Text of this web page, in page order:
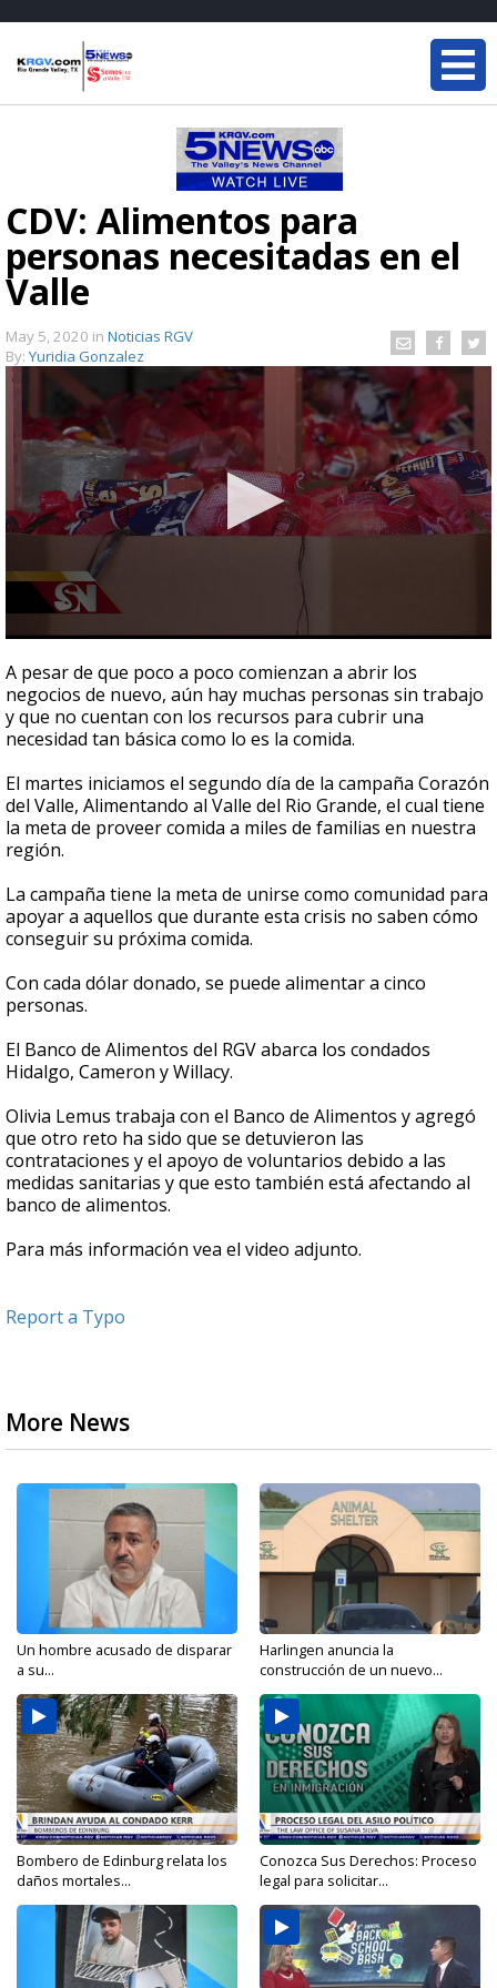
CDV: Alimentos para
personas necesitadas en el
Valle
May 5, 2020 in Noticias RGV
By: Yuridia Gonzalez
seconds
of
2
minutes,
59
A pesar de que poco a poco comienzan a abrir los
negocios de nuevo, aún hay muchas personas sin trabajo
y que no cuentan con los recursos para cubrir una
necesidad tan básica como lo es la comida.
El martes iniciamos el segundo día de la campaña Corazón
del Valle, Alimentando al Valle del Rio Grande, el cual tiene
la meta de proveer comida a miles de familias en nuestra
región.
La campaña tiene la meta de unirse como comunidad para
apoyar a aquellos que durante esta crisis no saben cómo
conseguir su próxima comida.
Con cada dólar donado, se puede alimentar a cinco
personas.
El Banco de Alimentos del RGV abarca los condados
Hidalgo, Cameron y Willacy.
Olivia Lemus trabaja con el Banco de Alimentos y agregó
que otro reto ha sido que se detuvieron las
contrataciones y el apoyo de voluntarios debido a las
medidas sanitarias y que esto también está afectando al
banco de alimentos.
Para más información vea el video adjunto.
Report a Typo
More News
Un hombre acusado de disparar
a su...
Harlingen anuncia la
construcción de un nuevo...
Bombero de Edinburg relata los
daños mortales...
Conozca Sus Derechos: Proceso
legal para solicitar...